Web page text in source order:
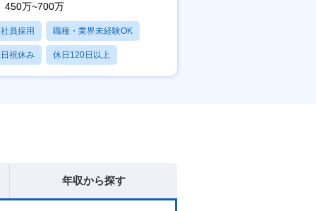
450万~700万
員採用 職種・業界未経験OK
祝休み 休日120日以上
・育休あり
年収から探す